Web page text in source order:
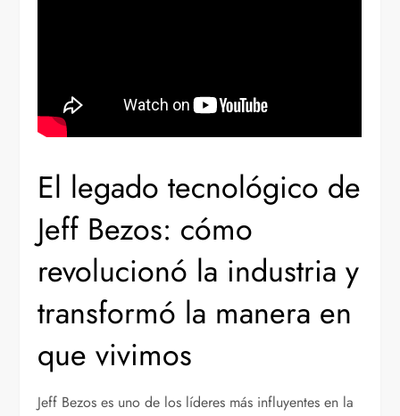
El legado tecnológico de
Jeff Bezos: cómo
revolucionó la industria y
transformó la manera en
que vivimos
Jeff Bezos es uno de los líderes más influyentes en la